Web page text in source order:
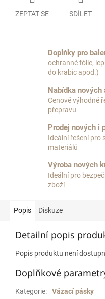
ZEPTAT SE SDÍLET
Doplňky pro
ochranné fólie,
do krabic apod.)
Nabídka
Cenově výhodné
přepravu
Prodej nových i
Ideální řešení pro
materiálů
Výroba nových
Ideální pro
zboží
Popis Diskuze
Detailní popis
Popis produktu není
Doplňkové
Kategorie:
Vázací pásky